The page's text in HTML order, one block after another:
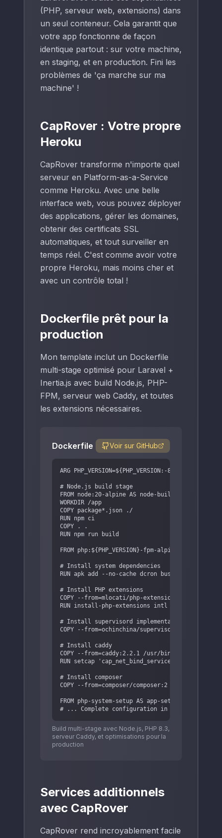
(PHP, serveur web, extensions) dans
un seul conteneur. Cela garantit que
votre app fonctionne de façon
identique partout : sur votre machine,
en staging, et en production. Fini les
problèmes de 'ça marche sur ma
machine' !
CapRover : Votre propre
Heroku
CapRover transforme n'importe quel
serveur en Platform-as-a-Service
comme Heroku. Avec une belle
interface web, vous pouvez déployer
des applications, gérer les domaines,
obtenir des certificats SSL
automatiques, et tout surveiller en
temps réel. C'est comme avoir votre
propre Heroku, mais moins cher et
avec un contrôle total !
Dockerfile prêt pour la
production
Mon template inclut un Dockerfile
multi-stage optimisé pour Laravel +
Inertia.js avec build Node.js, PHP-
FPM, serveur web Caddy, et toutes
les extensions nécessaires.
Dockerfile Voir sur GitHub
ARG PHP_VERSION=${PHP_VERSION:-8.3}
# Node.js build stage
FROM node:20-alpine AS node-build
WORKDIR /app
COPY package*.json ./
RUN npm ci
COPY . .
RUN npm run build
FROM php:${PHP_VERSION}-fpm-alpine AS php-
# Install system dependencies
RUN apk add --no-cache dcron busybox-suid
# Install PHP extensions
COPY --from=mlocati/php-extension-installer
RUN install-php-extensions intl bcmath gd
# Install supervisord implementation
COPY --from=ochinchina/supervisord:latest /
# Install caddy
COPY --from=caddy:2.2.1 /usr/bin/caddy /usr/
RUN setcap 'cap_net_bind_service=+ep' /usr/
# Install composer
COPY --from=composer/composer:2 /usr/bin/
FROM php-system-setup AS app-setup
# ... Complete configuration in the GitHub
Build multi-stage avec Node.js, PHP 8.3,
serveur Caddy, et optimisations pour la
production
Services additionnels
avec CapRover
CapRover rend incroyablement facile